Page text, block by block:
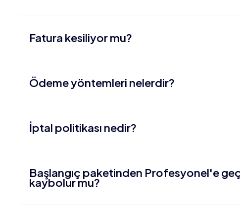
Fatura kesiliyor mu?
Ödeme yöntemleri nelerdir?
İptal politikası nedir?
Başlangıç paketinden Profesyonel'e
kaybolur mu?